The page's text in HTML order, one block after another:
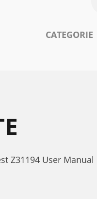
CATEGORIE
Z31194 User